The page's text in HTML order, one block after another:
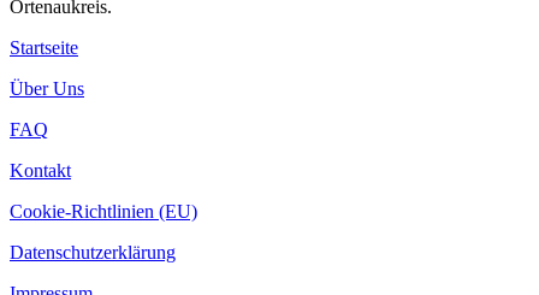
Ortenaukreis.
Startseite
Über Uns
FAQ
Kontakt
Cookie-Richtlinien (EU)
Datenschutzerklärung